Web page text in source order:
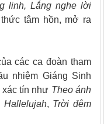
linh, Lắng nghe lời
tâm hồn, mở ra
các ca đoàn tham
nhiệm Giáng Sinh
xác tín như Theo ánh
Hallelujah, Trời đêm